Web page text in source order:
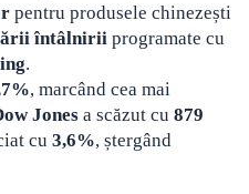
pentru produsele chinezești
întâlnirii programate cu
.
, marcând cea mai
Jones a scăzut cu 879
cu 3,6%, ștergând